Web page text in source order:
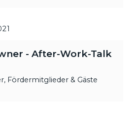
- After-Work-Talk
Fördermitglieder & Gäste